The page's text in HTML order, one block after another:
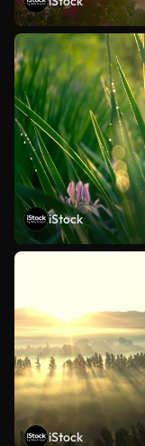
iStock
iStock